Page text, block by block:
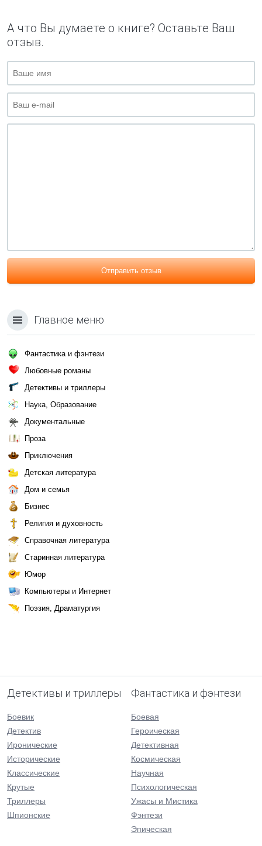
А что Вы думаете о книге? Оставьте Ваш
отзыв.
Отправить отзыв
Главное меню
Фантастика и фэнтези
Любовные романы
Детективы и триллеры
Наука, Образование
Документальные
Проза
Приключения
Детская литература
Дом и семья
Бизнес
Религия и духовность
Справочная литература
Старинная литература
Юмор
Компьютеры и Интернет
Поэзия, Драматургия
Детективы и триллеры
Боевик
Детектив
Иронические
Исторические
Классические
Крутые
Триллеры
Шпионские
Фантастика и фэнтези
Боевая
Героическая
Детективная
Космическая
Научная
Психологическая
Ужасы и Мистика
Фэнтези
Эпическая